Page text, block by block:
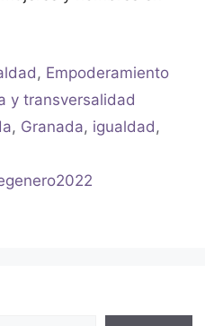
, Empoderamiento
y transversalidad
, Granada, igualdad,